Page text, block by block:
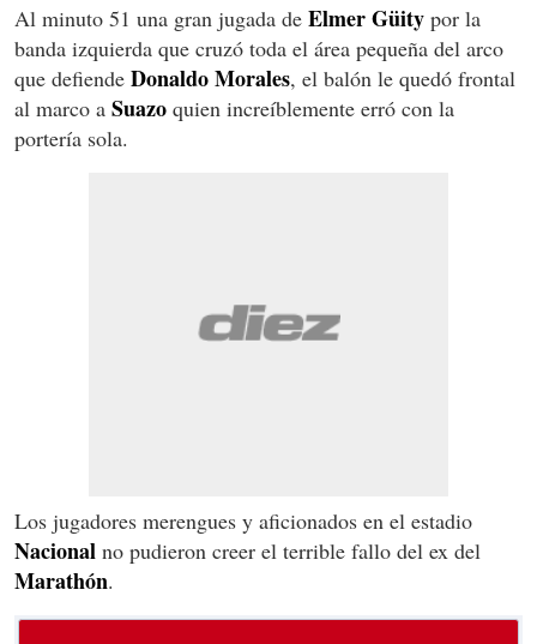
Al minuto 51 una gran jugada de ElmerGüity por la
banda izquierda que cruzó toda el área pequeña del arco
que defiende Donaldo Morales, el balón le quedó frontal
al marco a Suazo quien increíblemente erró con la
portería sola.
Los jugadores merengues y aficionados en el estadio
Nacional no pudieron creer el terrible fallo del ex del
Marathón.